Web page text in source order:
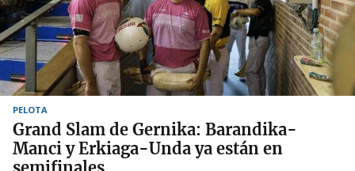
PELOTA
Grand Slam de Gernika: Barandika-
Manci y Erkiaga-Unda ya están en